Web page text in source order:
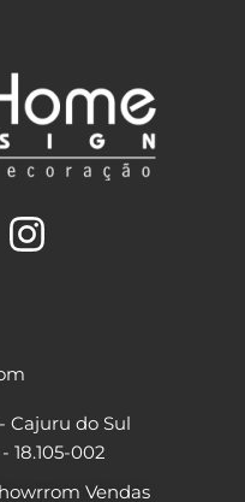
t
a
g
Cajuru do Sul
18.105-002
Vendas